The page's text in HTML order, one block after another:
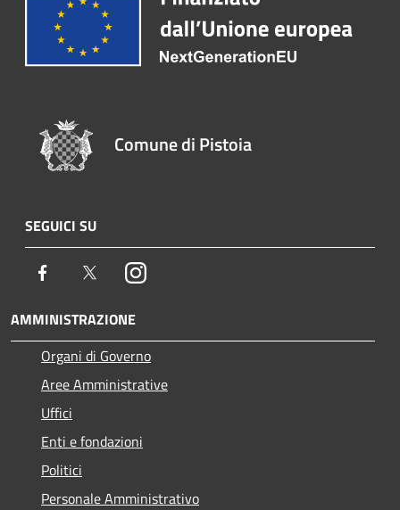
Comune di Pistoia
SEGUICI SU
Facebook TwitterInstagram
AMMINISTRAZIONE
Organi di Governo
Aree Amministrative
Uffici
Enti e fondazioni
Politici
Personale Amministrativo